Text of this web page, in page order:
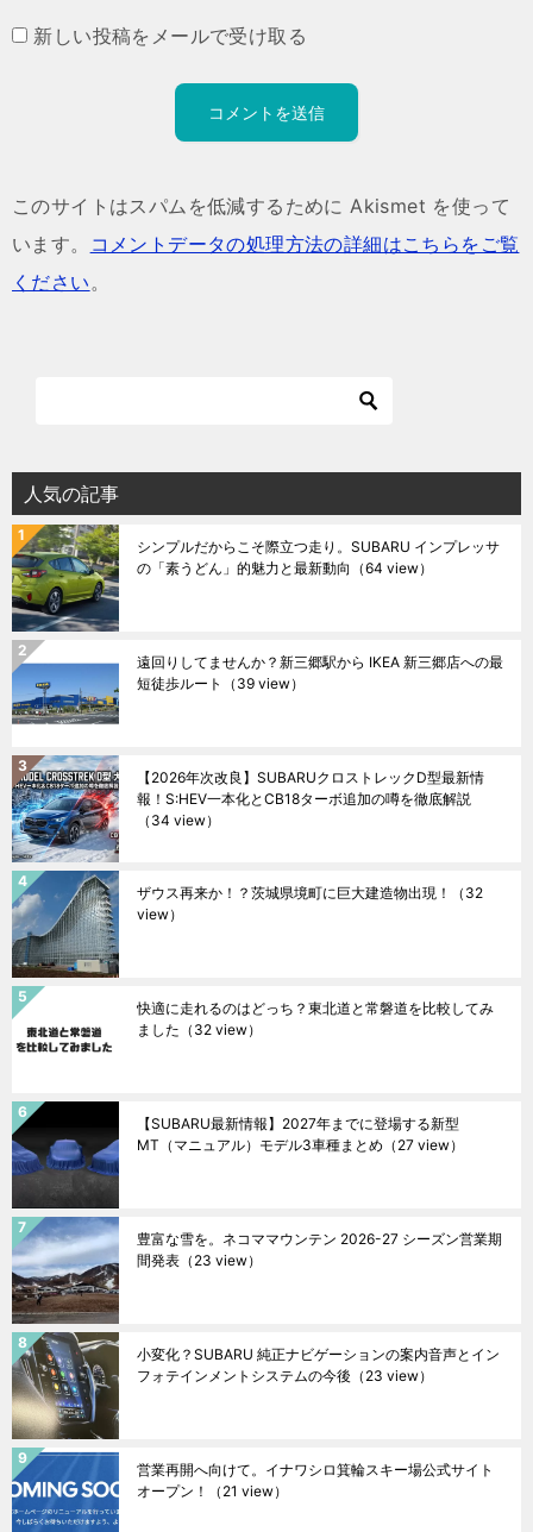
新しい投稿をメールで受け取る
このサイトはスパムを低減するために Akismet を使って
います。
コメントデータの処理方法の詳細はこちらをご覧
ください。
人気の記事
シンプルだからこそ際立つ走り。SUBARU インプレッサ
の「素うどん」的魅力と最新動向 （64 view）
遠回りしてませんか？新三郷駅から IKEA 新三郷店への最
短徒歩ルート
（39 view）
【2026年次改良】SUBARUクロストレックD型最新情
報！S:HEV一本化とCB18ターボ追加の噂を徹底解説
（34 view）
ザウス再来か！？茨城県境町に巨大建造物出現！
（32
view）
快適に走れるのはどっち？東北道と常磐道を比較してみ
ました （32 view）
【SUBARU最新情報】2027年までに登場する新型
MT（マニュアル）モデル3車種まとめ （27 view）
豊富な雪を。ネコママウンテン 2026-27 シーズン営業期
間発表 （23 view）
小変化？SUBARU 純正ナビゲーションの案内音声とイン
フォテインメントシステムの今後 （23 view）
営業再開へ向けて。イナワシロ箕輪スキー場公式サイト
オープン！
（21 view）